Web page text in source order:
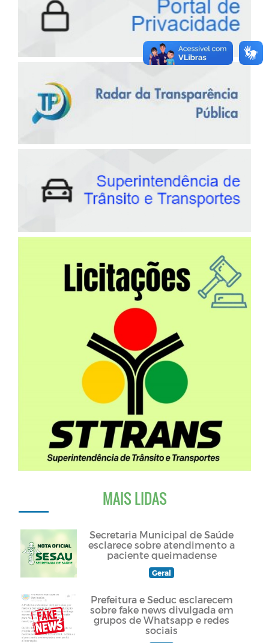
MAIS LIDAS
Secretaria Municipal de Saúde
esclarece sobre atendimento a
paciente queimadense
Geral
Prefeitura e Seduc esclarecem
sobre fake news divulgada em
grupos de Whatsapp e redes
sociais